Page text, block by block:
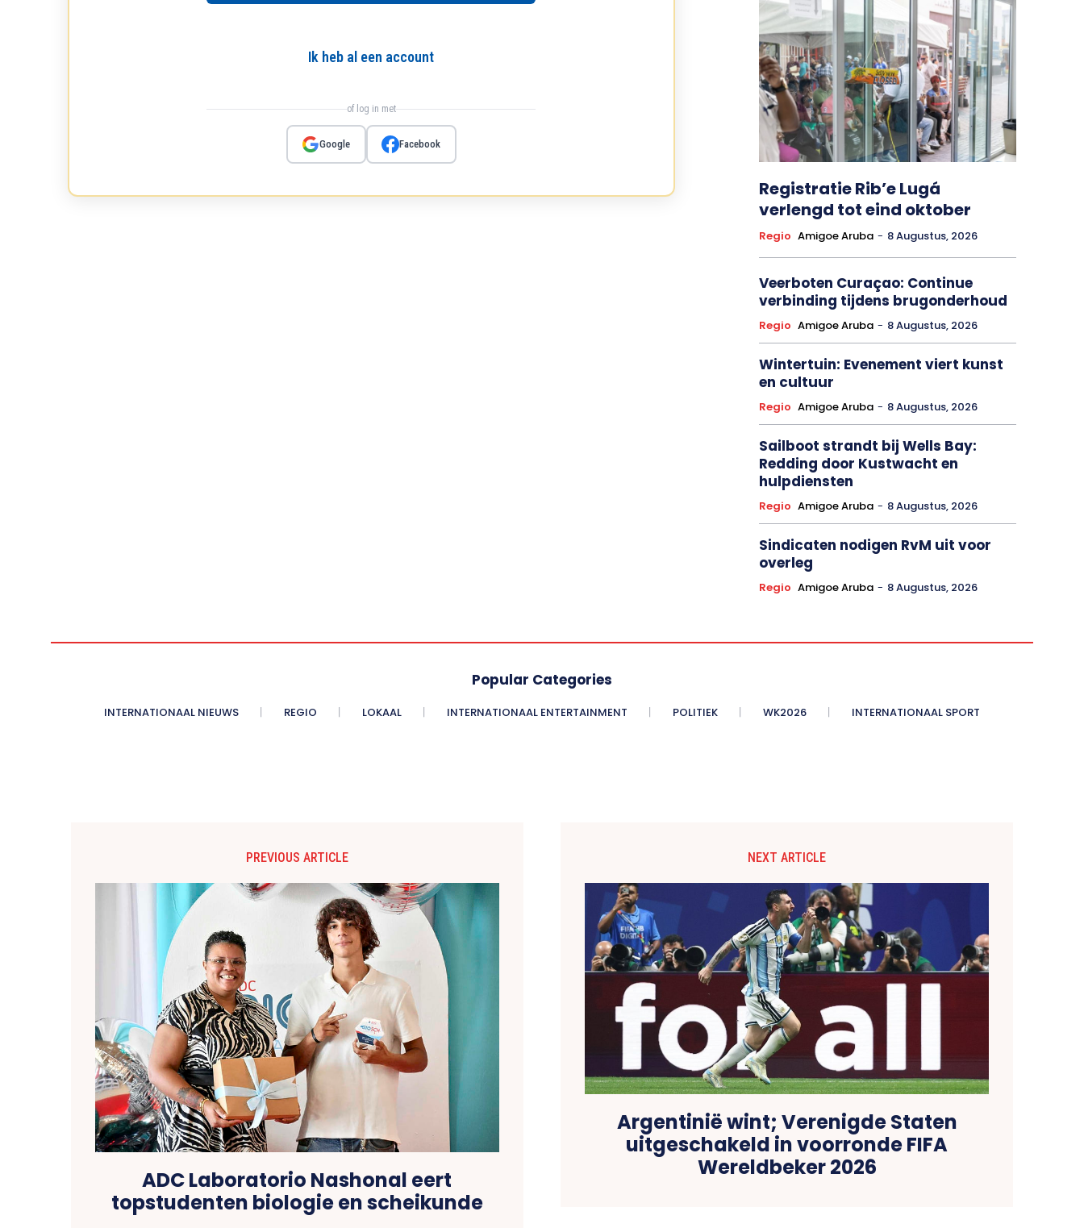
Ik heb al een account
of log in met
Google Facebook
Registratie Rib’e Lugá
verlengd tot eind oktober
Regio Amigoe Aruba - 8 Augustus, 2026
Veerboten Curaçao: Continue
verbinding tijdens brugonderhoud
Regio Amigoe Aruba - 8 Augustus, 2026
Wintertuin: Evenement viert kunst
en cultuur
Regio Amigoe Aruba - 8 Augustus, 2026
Sailboot strandt bij Wells Bay:
Redding door Kustwacht en
hulpdiensten
Regio Amigoe Aruba - 8 Augustus, 2026
Sindicaten nodigen RvM uit voor
overleg
Regio Amigoe Aruba - 8 Augustus, 2026
Popular Categories
INTERNATIONAAL NIEUWS REGIO LOKAAL INTERNATIONAAL ENTERTAINMENT POLITIEK WK2026 INTERNATIONAAL SPORT
PREVIOUS ARTICLE
ADC Laboratorio Nashonal eert
topstudenten biologie en scheikunde
NEXT ARTICLE
Argentinië wint; Verenigde Staten
uitgeschakeld in voorronde FIFA
Wereldbeker 2026